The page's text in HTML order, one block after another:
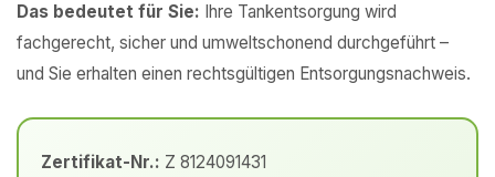
Das bedeutet für Sie: Ihre Tankentsorgung wird
fachgerecht, sicher und umweltschonend durchgeführt –
und Sie erhalten einen rechtsgültigen Entsorgungsnachweis.
Zertifikat-Nr.: Z 8124091431